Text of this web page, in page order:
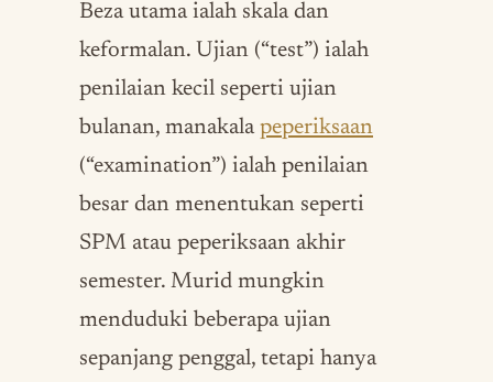
Beza utama ialah skala dan
keformalan. Ujian (“test”) ialah
penilaian kecil seperti ujian
bulanan, manakala peperiksaan
(“examination”) ialah penilaian
besar dan menentukan seperti
SPM atau peperiksaan akhir
semester. Murid mungkin
menduduki beberapa ujian
sepanjang penggal, tetapi hanya